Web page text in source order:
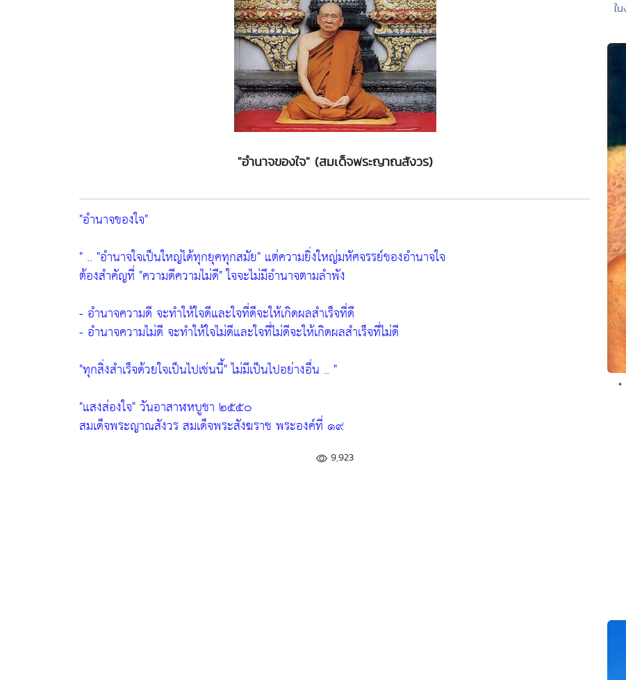
"อำนาจของใจ" (สมเด็จพระญาณสังวร)
"อำนาจของใจ"
" .. "อำนาจใจเป็นใหญ่ได้ทุกยุคทุกสมัย" แต่ความยิ่งใหญ่มหัศจรรย์ของอำนาจใจ
ต้องสำคัญที่ "ความดีความไม่ดี"ใจจะไม่มีอำนาจตามลำพัง
- อำนาจความดี จะทำให้ใจดีและใจที่ดีจะให้เกิดผลสำเร็จที่ดี
- อำนาจความไม่ดี จะทำให้ใจไม่ดีและใจที่ไม่ดีจะให้เกิดผลสำเร็จที่ไม่ดี
"ทุกสิ่งสำเร็จด้วยใจเป็นไปเช่นนี้"ไม่มีเป็นไปอย่างอื่น .. "
"แสงส่องใจ" วันอาสาฬหบูชา ๒๕๕๐
สมเด็จพระญาณสังวร สมเด็จพระสังฆราช พระองค์ที่ ๑๙
9,923
ใ